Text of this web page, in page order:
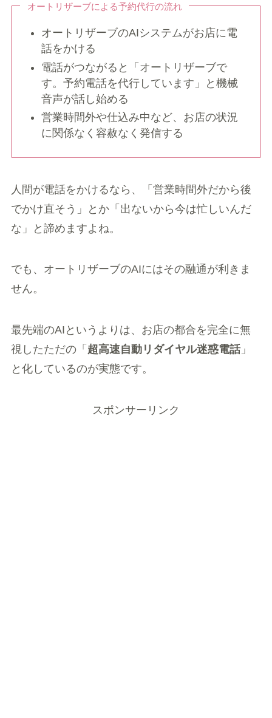
オートリザーブによる予約代行の流れ
オートリザーブのAIシステムがお店に電
話をかける
電話がつながると「オートリザーブで
す。予約電話を代行しています」と機械
音声が話し始める
営業時間外や仕込み中など、お店の状況
に関係なく容赦なく発信する
人間が電話をかけるなら、「営業時間外だから後
でかけ直そう」とか「出ないから今は忙しいんだ
な」と諦めますよね。
でも、オートリザーブのAIにはその融通が利きま
せん。
最先端のAIというよりは、お店の都合を完全に無
視したただの「 超高速自動リダイヤル迷惑電話」
と化しているのが実態です。
スポンサーリンク